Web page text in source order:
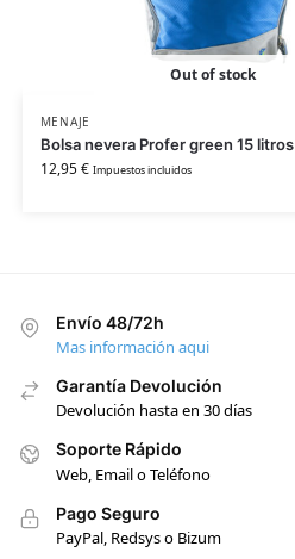
Out of stock
MENAJE
Bolsa nevera Profer green 15 litros
12,95€ Impuestos incluidos
Envío 48/72h
Mas información aqui
Garantía Devolución
Devolución hasta en 30 días
Soporte Rápido
Web, Email o Teléfono
Pago Seguro
PayPal, Redsys o Bizum